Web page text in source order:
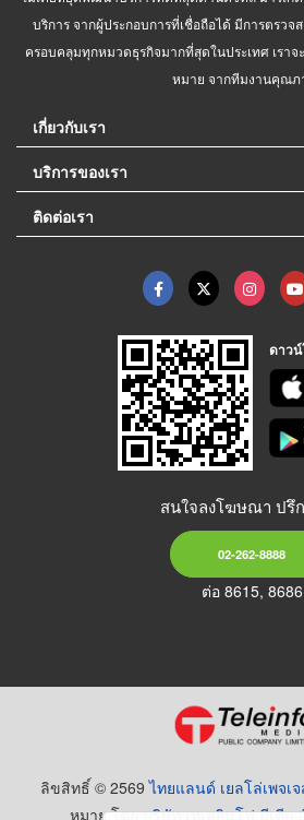
บริการ จากผู้ประกอบการที่เชื่อถือได้ มีการตรว
ครอบคลุมทุกหมวดธุรกิจมากที่สุดในประเทศ เรา
หมาย จากทีมงานคุณภ
เกี่ยวกับเรา
บริการของเรา
ติดต่อเรา
ดาว
สนใจลงโฆษณา ปรึ
02-262-8888
ต่อ 8615, 8686
ลิขสิทธิ์ © 2569ไทยแลนด์ เยลโล่เพจเ
หมาย โดยบริษัท เทเลอินโฟ มีเดีย